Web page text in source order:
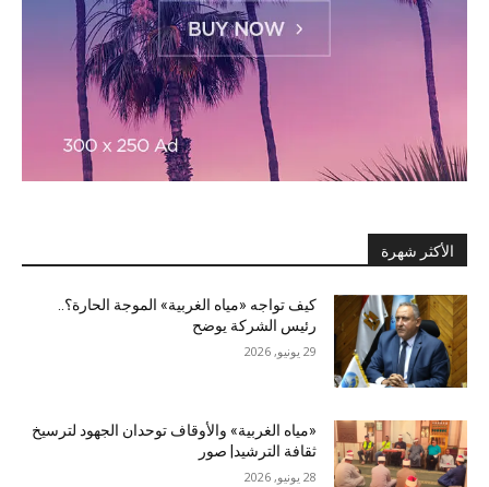
الأكثر شهرة
كيف تواجه «مياه الغربية» الموجة الحارة؟..
رئيس الشركة يوضح
29 يونيو, 2026
«مياه الغربية» والأوقاف توحدان الجهود لترسيخ
ثقافة الترشيد| صور
28 يونيو, 2026